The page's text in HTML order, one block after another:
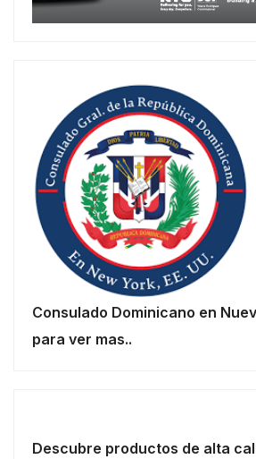
Consulado Dominicano en
para ver mas..
Descubre productos de alta